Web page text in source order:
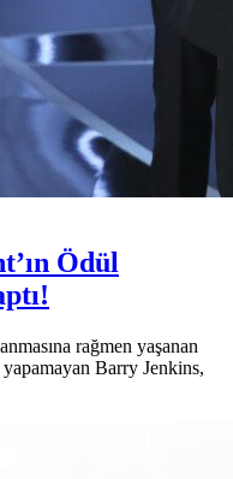
Ödül
rağmen yaşanan
yapamayan Barry Jenkins,